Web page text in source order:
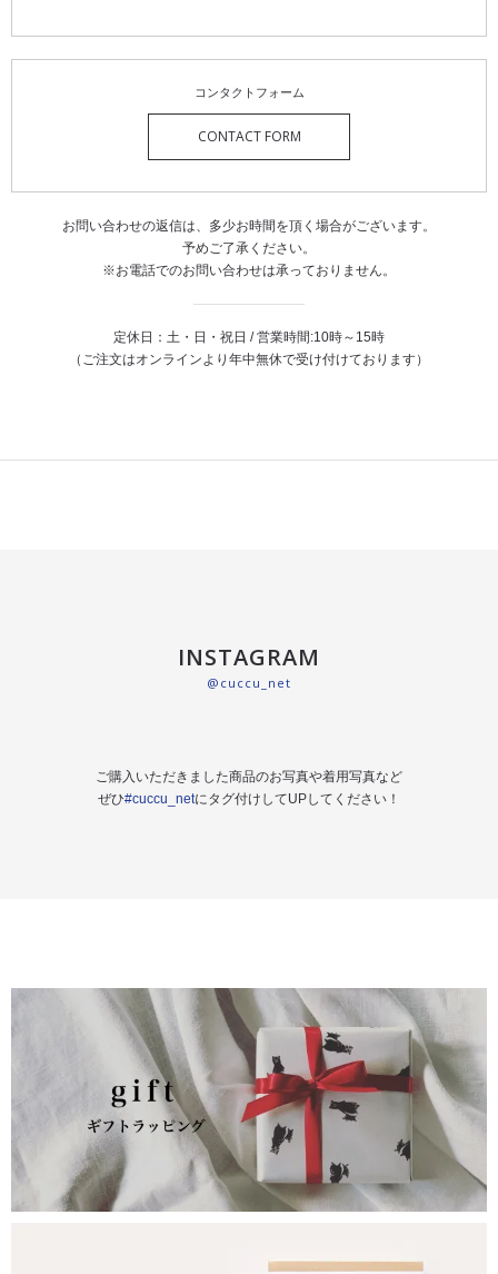
コンタクトフォーム
CONTACT FORM
お問い合わせの返信は、 多少お時間を頂く場合がございます。
予めご了承ください。
※お電話でのお問い合わせは承っておりません。
定休日：土・日・祝日 / 営業時間:10時～15時
（ご注文はオンラインより年中無休で受け付けております）
INSTAGRAM
@cuccu_net
ご購入いただきました商品のお写真や着用写真など
ぜひ#cuccu_netにタグ付けしてUPしてください！